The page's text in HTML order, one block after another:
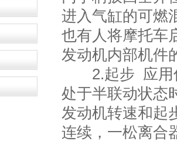
进入气缸的可燃
也有人将摩托车
发动机内部机件
2.起步 应用低
处于半联动状态
发动机转速和起
连续，一松离合